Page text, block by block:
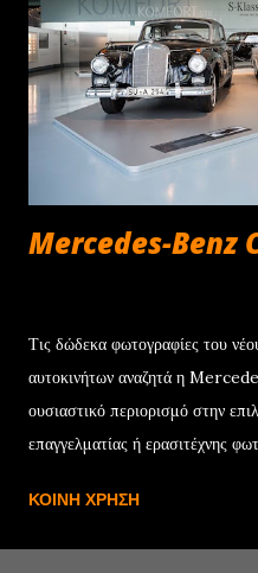
Avenger στην έκδοση με τον
μόνο €252/μήνα , ενώ για τα
των 130 HP η δόση
Να σημειωθεί ότι το πρόγραμμα
για τα μηχανικά μέρη, καθ...
Mercedes-Benz
Τις δώδεκα φωτογραφίες του
αυτοκινήτων αναζητά η
ουσιαστικό περιορισμό στην
επαγγελματίας ή ερασιτέχνης
το 1994 και να συμμετάσχει
ΚΟΙΝΉ ΧΡΉΣΗ